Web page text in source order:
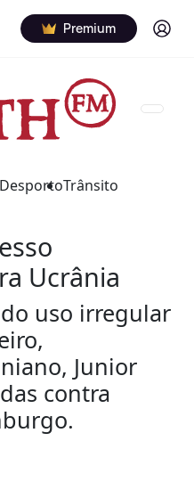
Premium Log in
DesportoTrânsito
Ucrânia
uso irregular
Junior
contra